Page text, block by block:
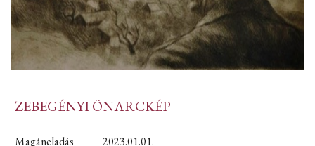
ZEBEGÉNYI ÖNARCKÉP
Magáneladás
2023.01.01.